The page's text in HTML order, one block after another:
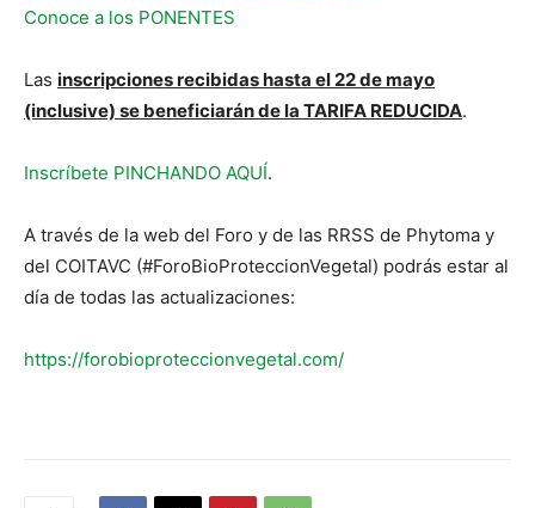
Conoce a los PONENTES
Las inscripciones recibidas hasta el 22 de mayo
(inclusive) se beneficiarán de la TARIFA REDUCIDA.
Inscríbete PINCHANDO AQUÍ.
A través de la web del Foro y de las RRSS de Phytoma y
del COITAVC (#ForoBioProteccionVegetal) podrás estar al
día de todas las actualizaciones:
https://forobioproteccionvegetal.com/